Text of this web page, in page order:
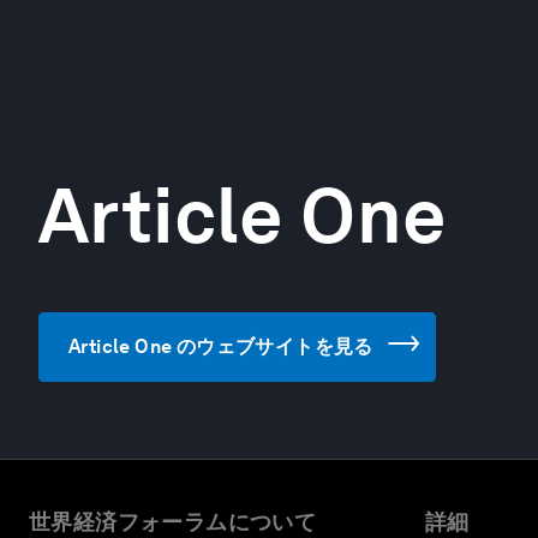
Article One
Article One のウェブサイトを見る
世界経済フォーラムについて 詳細